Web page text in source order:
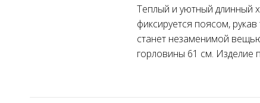
Теплый и уютный длинный
фиксируется поясом,
станет незаменимой
горловины 61 см. Изделие